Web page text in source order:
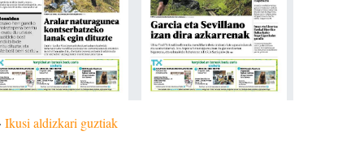
Ikusi aldizkari guztiak